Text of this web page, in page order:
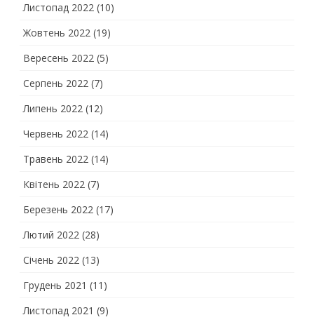
Листопад 2022 (10)
Жовтень 2022 (19)
Вересень 2022 (5)
Серпень 2022 (7)
Липень 2022 (12)
Червень 2022 (14)
Травень 2022 (14)
Квітень 2022 (7)
Березень 2022 (17)
Лютий 2022 (28)
Січень 2022 (13)
Грудень 2021 (11)
Листопад 2021 (9)